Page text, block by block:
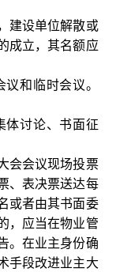
建设单位解散或
成立，其名额应
和临时会议。
体讨论、书面征
会会议现场投票
、表决票送达每
或者由其书面委
，应当在物业管
。在业主身份确
手段改进业主大